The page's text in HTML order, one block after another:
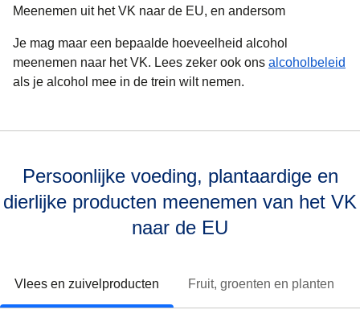
Meenemen uit het VK naar de EU, en andersom
Je mag maar een bepaalde hoeveelheid alcohol
meenemen naar het VK. Lees zeker ook ons alcoholbeleid
als je alcohol mee in de trein wilt nemen.
Persoonlijke voeding, plantaardige en
dierlijke producten meenemen van het VK
naar de EU
Vlees en zuivelproducten Fruit, groenten en planten